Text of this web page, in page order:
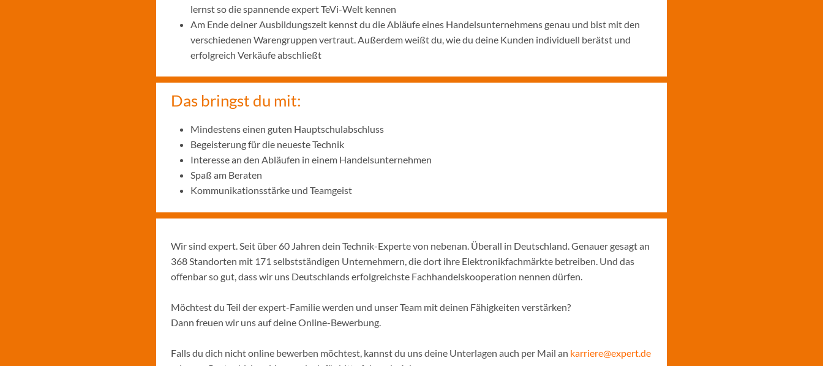
lernst so die spannende expert TeVi-Welt kennen
Am Ende deiner Ausbildungszeit kennst du die Abläufe eines Handelsunternehmens genau und bist mit den
verschiedenen Warengruppen vertraut. Außerdem weißt du, wie du deine Kunden individuell berätst und
erfolgreich Verkäufe abschließt
Das bringst du mit:
Mindestens einen guten Hauptschulabschluss
Begeisterung für die neueste Technik
Interesse an den Abläufen in einem Handelsunternehmen
Spaß am Beraten
Kommunikationsstärke und Teamgeist
Wir sind expert. Seit über 60 Jahren dein Technik-Experte von nebenan. Überall in Deutschland. Genauer gesagt an
368 Standorten mit 171 selbstständigen Unternehmern, die dort ihre Elektronikfachmärkte betreiben. Und das
offenbar so gut, dass wir uns Deutschlands erfolgreichste Fachhandelskooperation nennen dürfen.
Möchtest du Teil der expert-Familie werden und unser Team mit deinen Fähigkeiten verstärken?
Dann freuen wir uns auf deine Online-Bewerbung.
Falls du dich nicht online bewerben möchtest, kannst du uns deine Unterlagen auch per Mail an karriere@expert.de